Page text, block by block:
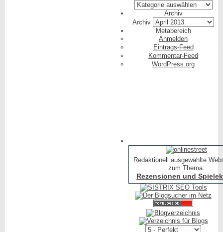
Archiv
Archiv
Metabereich
Anmelden
Eintrags-Feed
Kommentar-Feed
WordPress.org
Redaktionell ausgewählte
zum Thema:
Rezensionen und